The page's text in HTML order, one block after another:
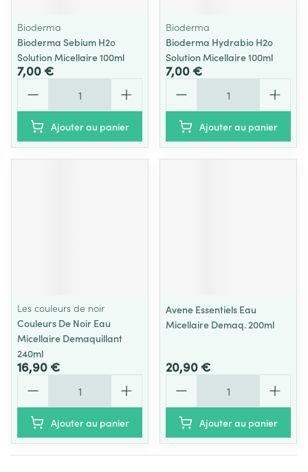
Bioderma
Bioderma Sebium H2o
Solution Micellaire 100ml
7,00 €
Ajouter au panier
Bioderma
Bioderma Hydrabio H2o
Solution Micellaire 100ml
7,00 €
Ajouter au panier
Les couleurs de noir
Couleurs De Noir Eau
Micellaire Demaquillant
240ml
16,90 €
Ajouter au panier
Avene Essentiels Eau
Micellaire Demaq. 200ml
20,90 €
Ajouter au panier